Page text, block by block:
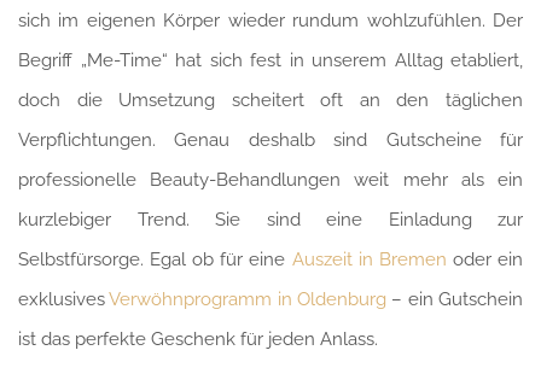
sich im eigenen Körper wieder rundum wohlzufühlen. Der
Begriff „Me-Time“ hat sich fest in unserem Alltag etabliert,
doch die Umsetzung scheitert oft an den täglichen
Verpflichtungen. Genau deshalb sind Gutscheine für
professionelle Beauty-Behandlungen weit mehr als ein
kurzlebiger Trend. Sie sind eine Einladung zur
Selbstfürsorge. Egal ob für eine Auszeit in Bremen oder ein
exklusivesVerwöhnprogramm in Oldenburg – ein Gutschein
ist das perfekte Geschenk für jeden Anlass.